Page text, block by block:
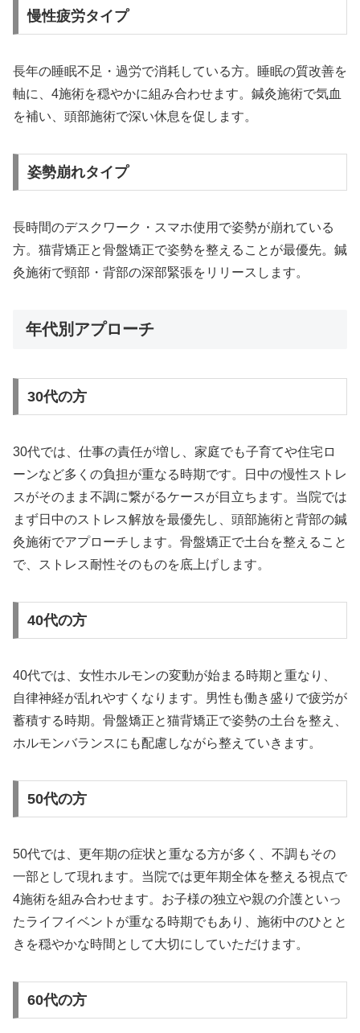
慢性疲労タイプ
長年の睡眠不足・過労で消耗している方。睡眠の質改善を
軸に、4施術を穏やかに組み合わせます。鍼灸施術で気血
を補い、頭部施術で深い休息を促します。
姿勢崩れタイプ
長時間のデスクワーク・スマホ使用で姿勢が崩れている
方。猫背矯正と骨盤矯正で姿勢を整えることが最優先。鍼
灸施術で頸部・背部の深部緊張をリリースします。
年代別アプローチ
30代の方
30代では、仕事の責任が増し、家庭でも子育てや住宅ロ
ーンなど多くの負担が重なる時期です。日中の慢性ストレ
スがそのまま不調に繋がるケースが目立ちます。当院では
まず日中のストレス解放を最優先し、頭部施術と背部の鍼
灸施術でアプローチします。骨盤矯正で土台を整えること
で、ストレス耐性そのものを底上げします。
40代の方
40代では、女性ホルモンの変動が始まる時期と重なり、
自律神経が乱れやすくなります。男性も働き盛りで疲労が
蓄積する時期。骨盤矯正と猫背矯正で姿勢の土台を整え、
ホルモンバランスにも配慮しながら整えていきます。
50代の方
50代では、更年期の症状と重なる方が多く、不調もその
一部として現れます。当院では更年期全体を整える視点で
4施術を組み合わせます。お子様の独立や親の介護といっ
たライフイベントが重なる時期でもあり、施術中のひとと
きを穏やかな時間として大切にしていただけます。
60代の方